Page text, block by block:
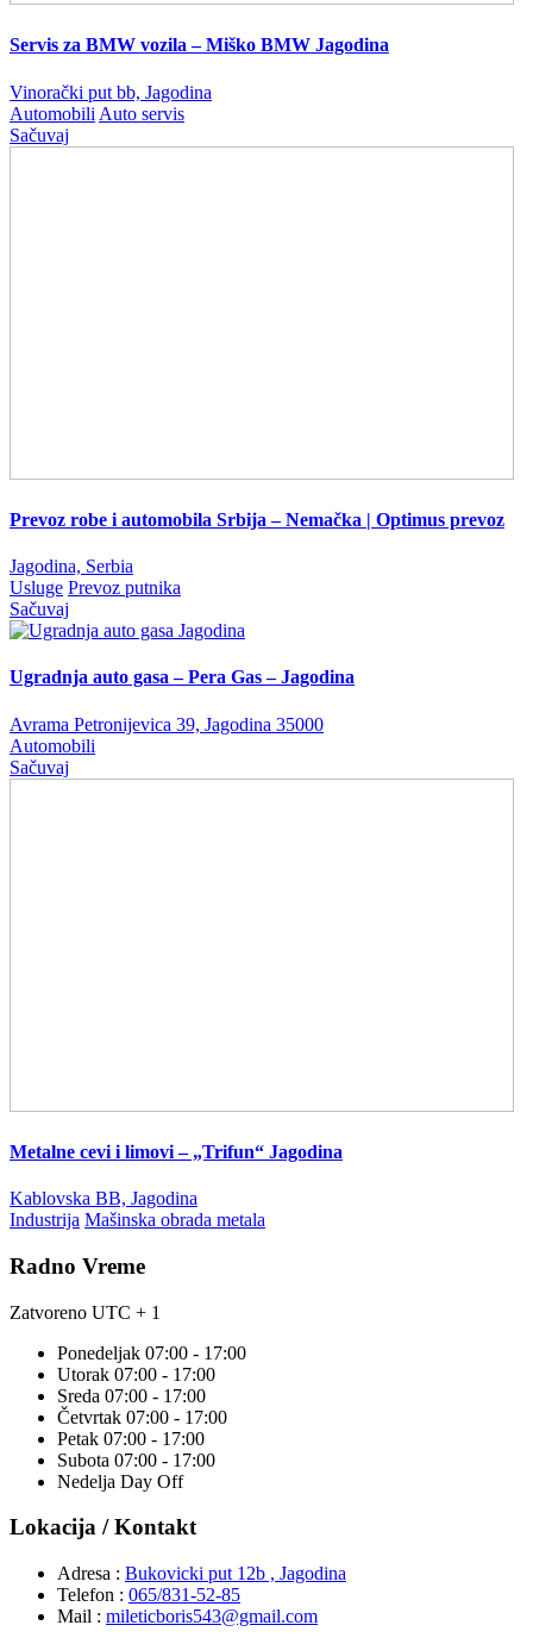
Servis za BMW vozila – Miško BMW Jagodina
Vinorački put bb, Jagodina
Automobili Auto servis
Sačuvaj
Prevoz robe i automobila Srbija – Nemačka | Optimus prevoz
Jagodina, Serbia
Usluge Prevoz putnika
Sačuvaj
Ugradnja auto gasa – Pera Gas – Jagodina
Avrama Petronijevica 39, Jagodina 35000
Automobili
Sačuvaj
Metalne cevi i limovi – „Trifun“ Jagodina
Kablovska BB, Jagodina
Industrija Mašinska obrada metala
Radno Vreme
Zatvoreno UTC + 1
Ponedeljak 07:00 - 17:00
Utorak 07:00 - 17:00
Sreda 07:00 - 17:00
Četvrtak 07:00 - 17:00
Petak 07:00 - 17:00
Subota 07:00 - 17:00
Nedelja Day Off
Lokacija / Kontakt
Adresa : Bukovicki put 12b , Jagodina
Telefon : 065/831-52-85
Mail : mileticboris543@gmail.com